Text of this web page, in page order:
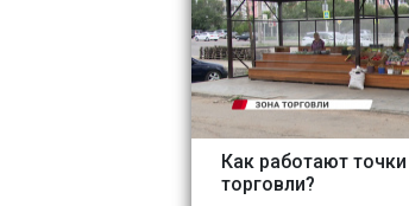
Как работают
торговли?